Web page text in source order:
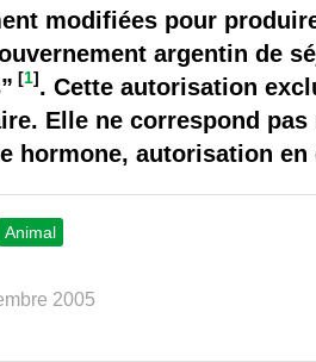
Il y a semence…. et semence
Quels sont les avantages et les
modifiées pour
argentin de
[1]. Cette autorisation
Elle ne correspond
hormone, autorisation
Animal
2005